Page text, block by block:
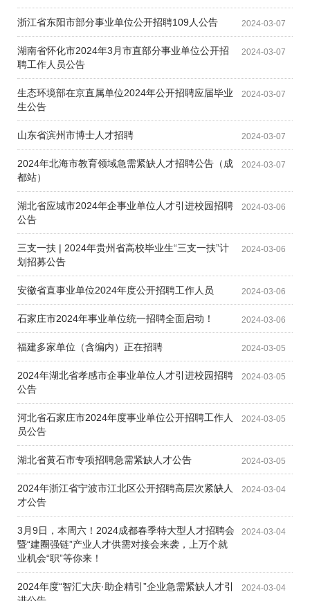
2024-03-07
浙江省东阳市部分事业单位公开招聘109人公告
2024-03-07
湖南省怀化市2024年3月市直部分事业单位公开招
聘工作人员公告
2024-03-07
生态环境部在京直属单位2024年公开招聘应届毕业
生公告
2024-03-07
山东省滨州市博士人才招聘
2024-03-07
2024年北海市教育领域急需紧缺人才招聘公告（成
都站）
2024-03-06
湖北省应城市2024年企事业单位人才引进校园招聘
公告
2024-03-06
三支一扶 | 2024年贵州省高校毕业生“三支一扶”计
划招募公告
2024-03-06
安徽省直事业单位2024年度公开招聘工作人员
2024-03-06
石家庄市2024年事业单位统一招聘全面启动！
2024-03-05
福建多家单位（含编内）正在招聘
2024-03-05
2024年湖北省孝感市企事业单位人才引进校园招聘
公告
2024-03-05
河北省石家庄市2024年度事业单位公开招聘工作人
员公告
2024-03-05
湖北省黄石市专项招聘急需紧缺人才公告
2024-03-04
2024年浙江省宁波市江北区公开招聘高层次紧缺人
才公告
2024-03-04
3月9日，本周六！2024成都春季特大型人才招聘会
暨“建圈强链”产业人才供需对接会来袭，上万个就
业机会“职”等你来！
2024-03-04
2024年度“智汇大庆·助企精引”企业急需紧缺人才引